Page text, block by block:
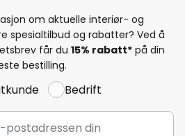
om aktuelle interiør- og
spesialtilbud og rabatter? Ved å
får du 15% rabatt* på din
bestilling.
Bedrift